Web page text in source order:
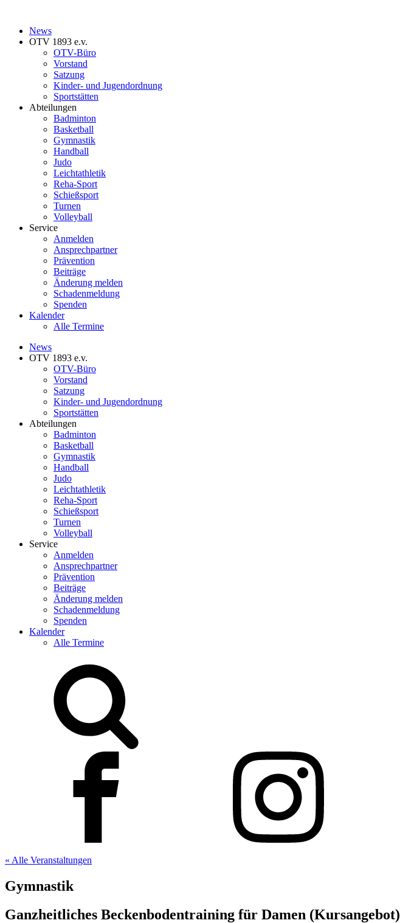
News
OTV 1893 e.v.
OTV-Büro
Vorstand
Satzung
Kinder- und Jugendordnung
Sportstätten
Abteilungen
Badminton
Basketball
Gymnastik
Handball
Judo
Leichtathletik
Reha-Sport
Schießsport
Turnen
Volleyball
Service
Anmelden
Ansprechpartner
Prävention
Beiträge
Änderung melden
Schadenmeldung
Spenden
Kalender
Alle Termine
News
OTV 1893 e.v.
OTV-Büro
Vorstand
Satzung
Kinder- und Jugendordnung
Sportstätten
Abteilungen
Badminton
Basketball
Gymnastik
Handball
Judo
Leichtathletik
Reha-Sport
Schießsport
Turnen
Volleyball
Service
Anmelden
Ansprechpartner
Prävention
Beiträge
Änderung melden
Schadenmeldung
Spenden
Kalender
Alle Termine
« Alle Veranstaltungen
Gymnastik
Ganzheitliches Beckenbodentraining für Damen (Kursangebot)